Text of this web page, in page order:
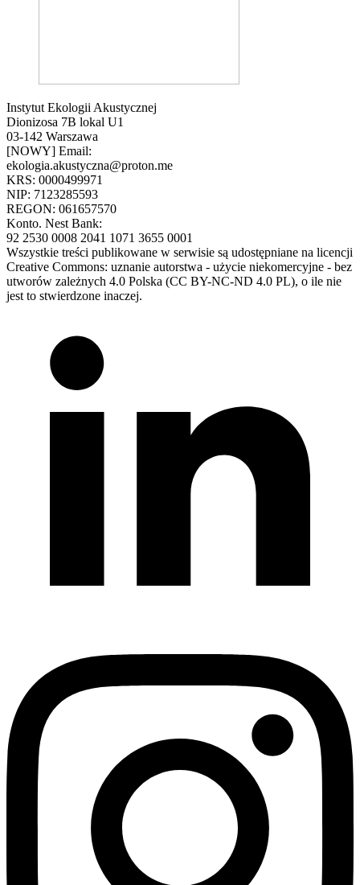
Instytut Ekologii Akustycznej
Dionizosa 7B lokal U1
03-142 Warszawa
[NOWY] Email:
ekologia.akustyczna@proton.me
KRS: 0000499971
NIP: 7123285593
REGON: 061657570
Konto. Nest Bank:
92 2530 0008 2041 1071 3655 0001
Wszystkie treści publikowane w serwisie są udostępniane na licencji
Creative Commons: uznanie autorstwa - użycie niekomercyjne - bez
utworów zależnych 4.0 Polska (CC BY-NC-ND 4.0 PL), o ile nie
jest to stwierdzone inaczej.